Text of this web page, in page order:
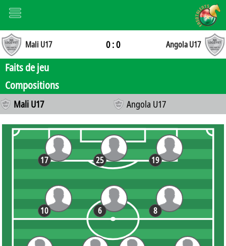
Mali U17 0 : 0 Angola U17
Faits de jeu
Compositions
Mali U17 Angola U17
6 8
10
17 19
25